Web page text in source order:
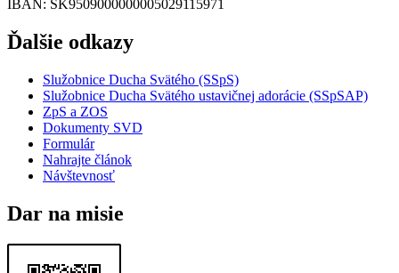
IBAN: SK9509000000005029115971
Ďalšie odkazy
Služobnice Ducha Svätého (SSpS)
Služobnice Ducha Svätého ustavičnej adorácie (SSpSAP)
ZpS a ZOS
Dokumenty SVD
Formulár
Nahrajte článok
Návštevnosť
Dar na misie